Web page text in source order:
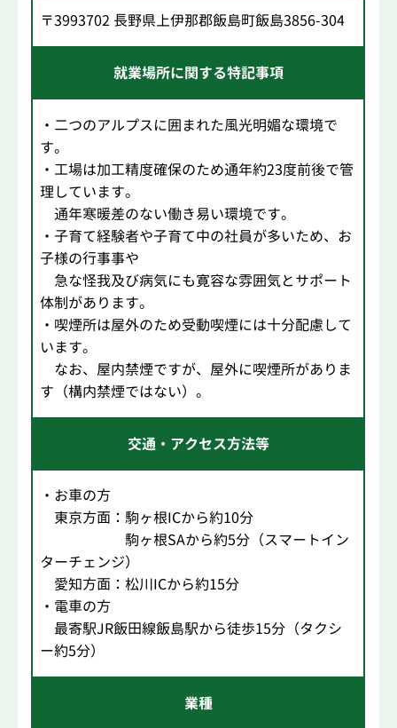
〒3993702 長野県上伊那郡飯島町飯島3856-304
就業場所に関する特記事項
・二つのアルプスに囲まれた風光明媚な環境で
す。
・工場は加工精度確保のため通年約23度前後で管
理しています。
通年寒暖差のない働き易い環境です。
・子育て経験者や子育て中の社員が多いため、お
子様の行事事や
急な怪我及び病気にも寛容な雰囲気とサポート
体制があります。
・喫煙所は屋外のため受動喫煙には十分配慮して
います。
なお、屋内禁煙ですが、屋外に喫煙所がありま
す（構内禁煙ではない）。
交通・アクセス方法等
・お車の方
東京方面：駒ヶ根ICから約10分
駒ヶ根SAから約5分（スマートイン
ターチェンジ）
愛知方面：松川ICから約15分
・電車の方
最寄駅JR飯田線飯島駅から徒歩15分（タクシ
ー約5分）
業種